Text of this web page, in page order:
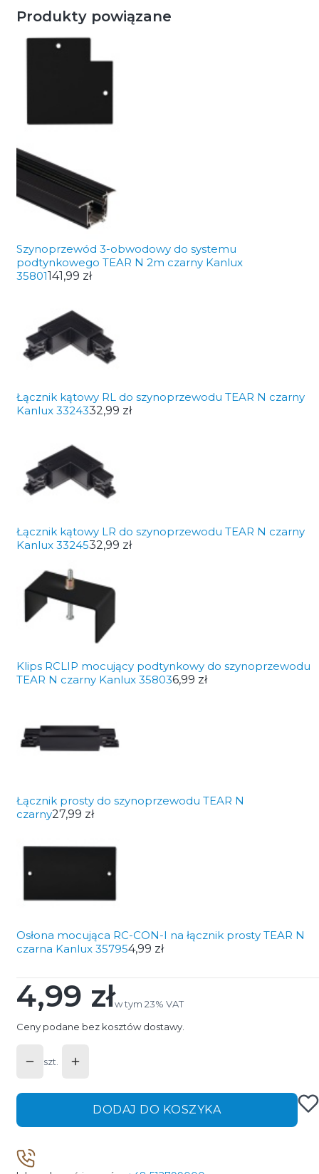
Produkty powiązane
Szynoprzewód 3-obwodowy do systemu
podtynkowego TEAR N 2m czarny Kanlux
35801141,99 zł
Łącznik kątowy RL do szynoprzewodu TEAR N czarny
Kanlux 3324332,99 zł
Łącznik kątowy LR do szynoprzewodu TEAR N czarny
Kanlux 3324532,99 zł
Klips RCLIP mocujący podtynkowy do szynoprzewodu
TEAR N czarny Kanlux 358036,99 zł
Łącznik prosty do szynoprzewodu TEAR N
czarny27,99 zł
Osłona mocująca RC-CON-I na łącznik prosty TEAR N
czarna Kanlux 357954,99 zł
Cena
4,99 złw tym 23% VAT
w tym 23% VAT
Ceny podane bez kosztów dostawy.
szt.
DODAJ DO KOSZYKA